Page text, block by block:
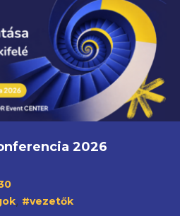
2026
, #vezetők